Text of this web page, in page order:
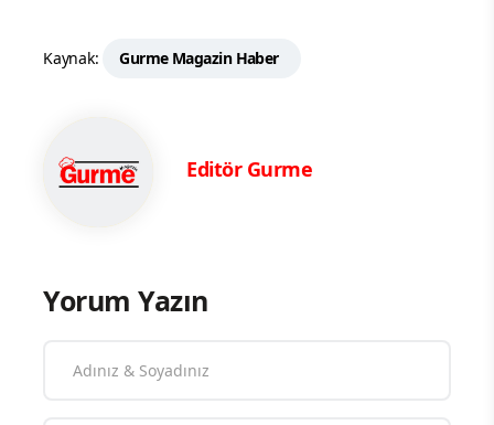
Kaynak: Gurme Magazin Haber
Editör Gurme
Yorum Yazın